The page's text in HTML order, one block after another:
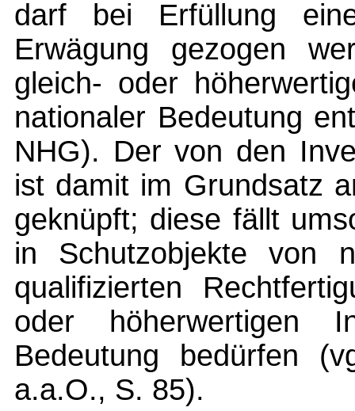
darf bei Erfüllung
Erwägung gezogen
gleich- oder
nationaler Bedeutung
NHG). Der von den
ist damit im Grundsatz
geknüpft; diese fällt
in Schutzobjekte von
qualifizierten
oder höherwertigen
Bedeutung bedürfen
a.a.O., S. 85).